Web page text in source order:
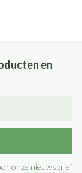
en
onze nieuwsbrief